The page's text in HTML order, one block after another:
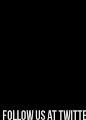
Follow us at